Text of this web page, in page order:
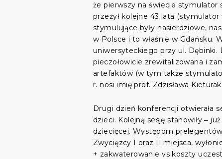
że pierwszy na świecie stymulator
przeżył kolejne 43 lata
stymulujące były nasierdziowe,
w Polsce i to właśnie w Gdańsku.
uniwersyteckiego przy ul. Dębinki.
pieczołowicie zrewitalizowana i
artefaktów (w tym także
r. nosi imię prof. Zdzisława
Drugi dzień konferencji otwierała
dzieci. Kolejną sesję stanowiły ‒
dziecięcej. Występom
Zwycięzcy I oraz II miejsca,
+ zakwaterowanie vs koszty